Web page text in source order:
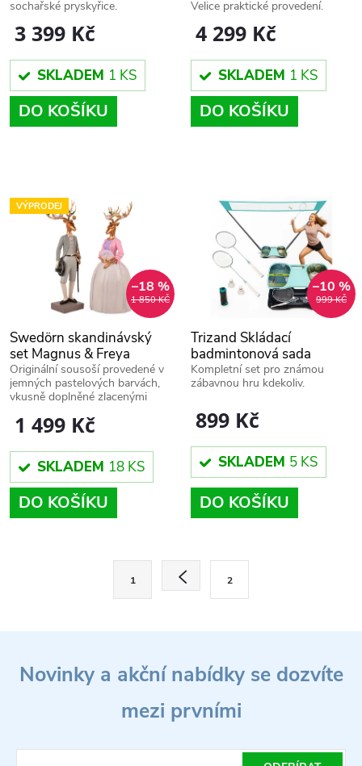
o
d
u
t
r
o
d
t
3 399 Kč
SKLADEM 1 KS
DO KOŠÍKU
sochařské pryskyřice.
4 299 Kč
SKLADEM 1 KS
DO KOŠÍKU
Velice praktické provedení.
VÝPRODEJ
1 850 KČ
–18 %
Swedörn skandinávský
set Magnus & Freya
1 499 Kč
SKLADEM 18 KS
DO KOŠÍKU
Originální sousoší provedené v
jemných pastelových barvách,
vkusně doplněné zlacenými
999 KČ
–10 %
Trizand Skládací
badmintonová sada
25515 - 4v1 síť, rakety,
košíček a praktický kufřík
899 Kč
SKLADEM 5 KS
DO KOŠÍKU
Kompletní set pro známou
zábavnou hru kdekoliv.
á
á
1 2
Novinky a akční nabídky se dozvíte
mezi prvními